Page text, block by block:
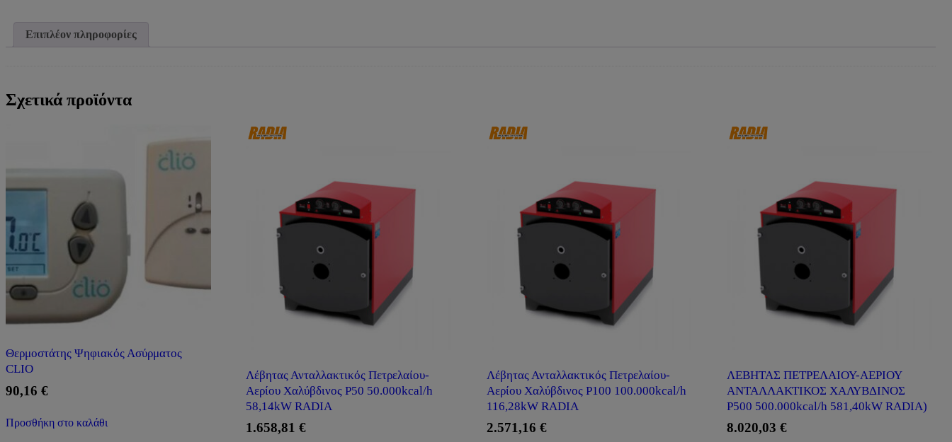
Επιπλέον πληροφορίες
Σχετικά προϊόντα
Θερμοστάτης Ψηφιακός Ασύρματος
CLIO
90,16 €
Προσθήκη στο καλάθι
Λέβητας Ανταλλακτικός Πετρελαίου-
Αερίου Χαλύβδινος P50 50.000kcal/h
58,14kW RADIA
1.658,81€
Λέβητας Ανταλλακτικός Πετρελαίου-
Αερίου Χαλύβδινος P100 100.000kcal/h
116,28kW RADIA
2.571,16 €
ΛΕΒΗΤΑΣ ΠΕΤΡΕΛΑΙΟΥ-ΑΕΡΙΟΥ
ΑΝΤΑΛΛΑΚΤΙΚΟΣ ΧΑΛΥΒΔΙΝΟΣ
P500 500.000kcal/h 581,40kW RADIA)
8.020,03€